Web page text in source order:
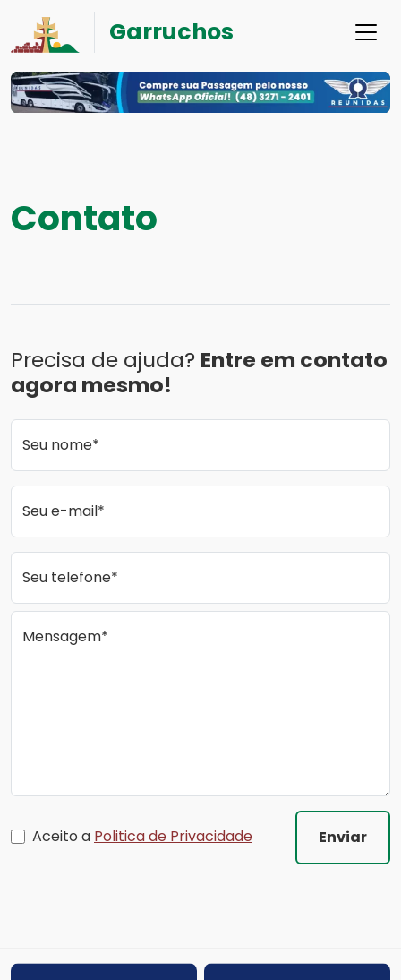
Garruchos
Contato
Precisa de ajuda? Entre em contato
agora mesmo!
Seu nome*
Seu e-mail*
Seu telefone*
Mensagem*
Aceito a Politica de Privacidade Enviar